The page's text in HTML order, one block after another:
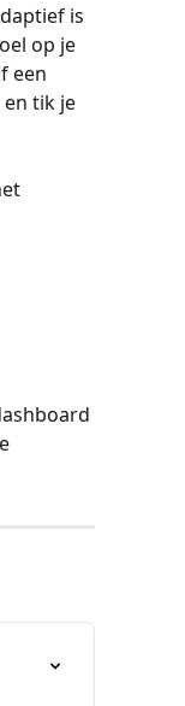
is
op je
een
tik je